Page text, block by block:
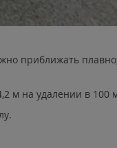
приближать
м на удалении в 100